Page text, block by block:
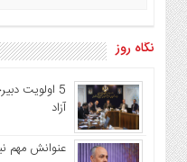
نگاه روز
5 اولویت
آزاد
عنوانش مهم